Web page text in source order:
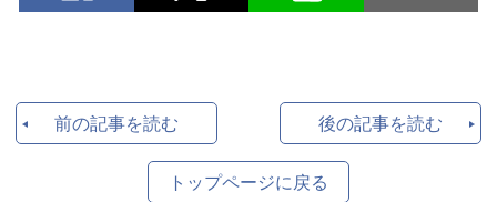
前の記事を読む 後の記事を読む
トップページに戻る